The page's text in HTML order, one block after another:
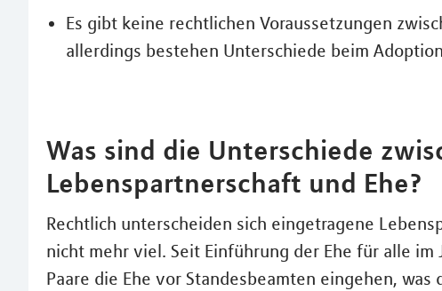
Es gibt keine rechtlichen Voraussetzungen
allerdings bestehen Unterschiede beim
Was sind die Unterschiede
Lebenspartnerschaft und Ehe?
Rechtlich unterscheiden sich eingetragene
nicht mehr viel. Seit Einführung der Ehe für alle
Paare die Ehe vor Standesbeamten eingehen,